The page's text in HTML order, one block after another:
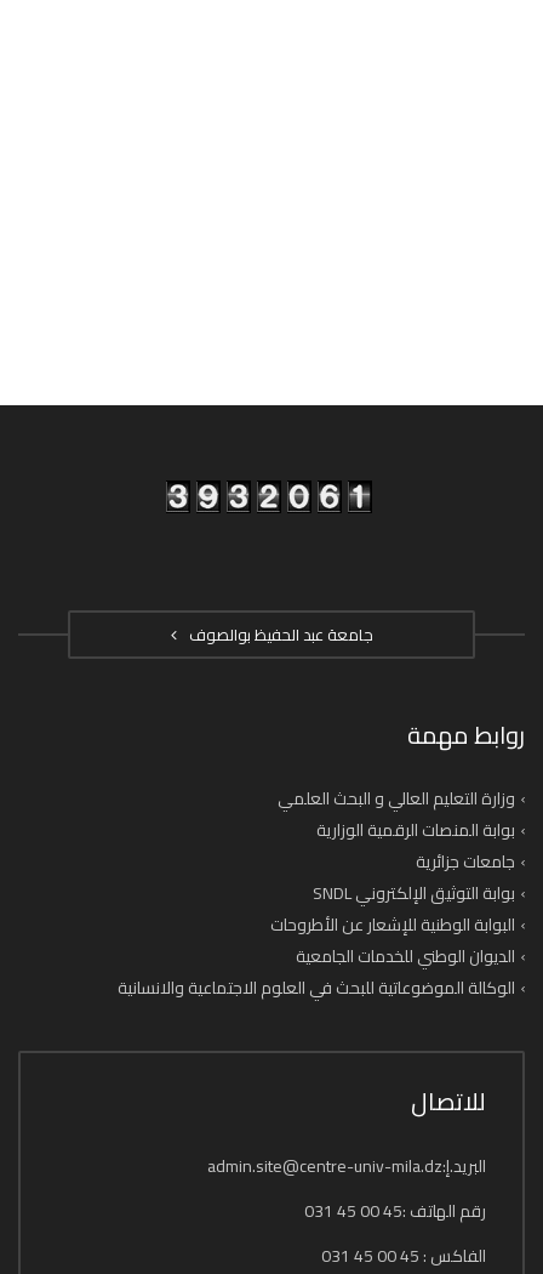
جامعة عبد الحفيظ بوالصوف
روابط مهمة
وزارة التعليم العالي و البحث العلمي
بوابة المنصات الرقمية الوزارية
جامعات جزائرية
بوابة التوثيق الإلكتروني SNDL
البوابة الوطنية للإشعار عن الأطروحات
الديوان الوطني للخدمات الجامعية
الوكالة الموضوعاتية للبحث في العلوم الاجتماعية والانسانية
للاتصال
البريد.إ:admin.site@centre-univ-mila.dz
رقم الهاتف :45 00 45 031
الفاكس : 45 00 45 031